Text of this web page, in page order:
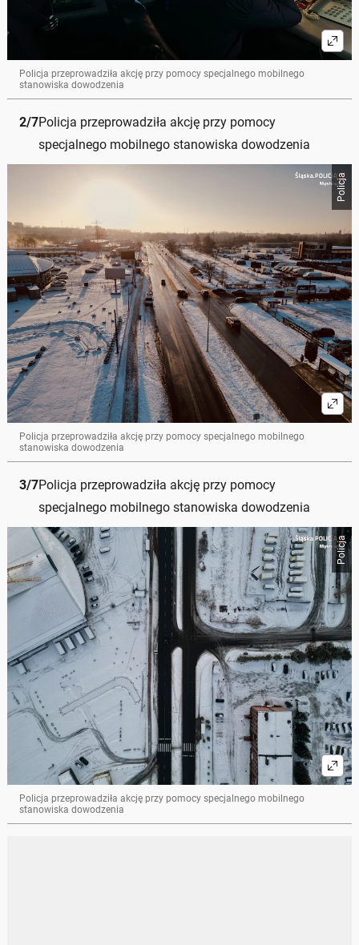
Policja przeprowadziła akcję przy pomocy specjalnego mobilnego
stanowiska dowodzenia
2/7Policja przeprowadziła akcję przy pomocy
specjalnego mobilnego stanowiska dowodzenia
Policja
Policja przeprowadziła akcję przy pomocy specjalnego mobilnego
stanowiska dowodzenia
3/7Policja przeprowadziła akcję przy pomocy
specjalnego mobilnego stanowiska dowodzenia
Policja
Policja przeprowadziła akcję przy pomocy specjalnego mobilnego
stanowiska dowodzenia